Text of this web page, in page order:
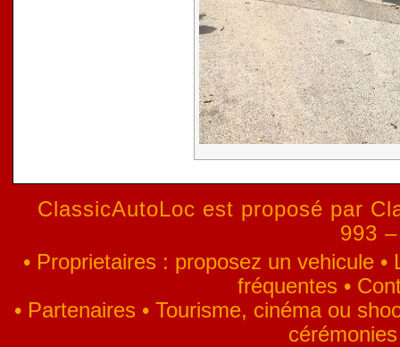
ClassicAutoLoc est proposé par
993
• Proprietaires : proposez un vehicule•
fréquentes •
• Partenaires • Tourisme, cinéma ou
cérémonies